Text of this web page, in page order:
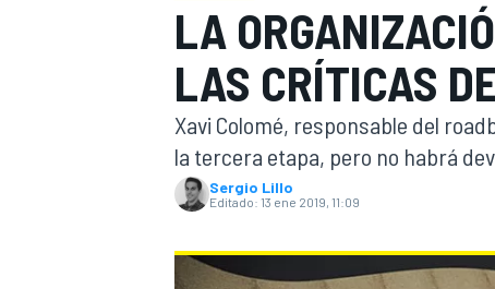
LA
LAS CRÍTICAS
Xavi Colomé, responsable del
la tercera etapa, pero no habrá
Sergio Lillo
Editado: 13 ene 2019, 11:09